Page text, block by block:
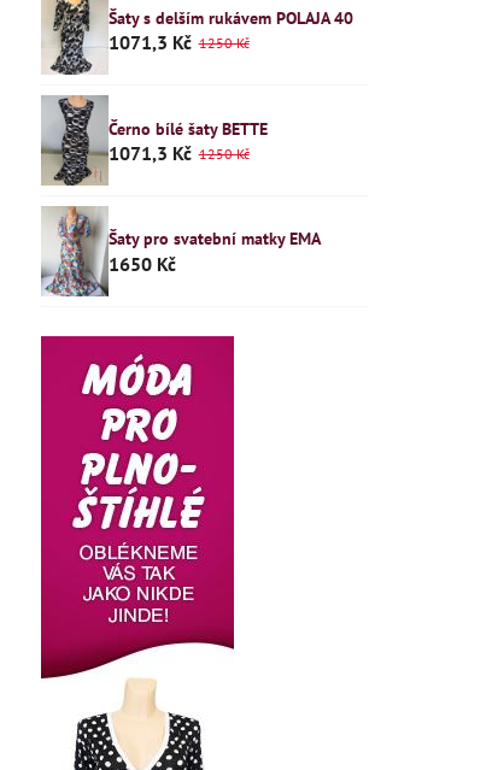
Šaty s delším rukávem POLAJA 40
1071,3 Kč 1250 Kč
Černo bílé šaty BETTE
1071,3 Kč 1250 Kč
Šaty pro svatební matky EMA
1650 Kč